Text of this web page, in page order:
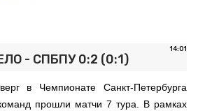
14:01
- СПБПУ 0:2 (0:1)
в Чемпионате Санкт-Петербурга
прошли матчи 7 тура. В рамках